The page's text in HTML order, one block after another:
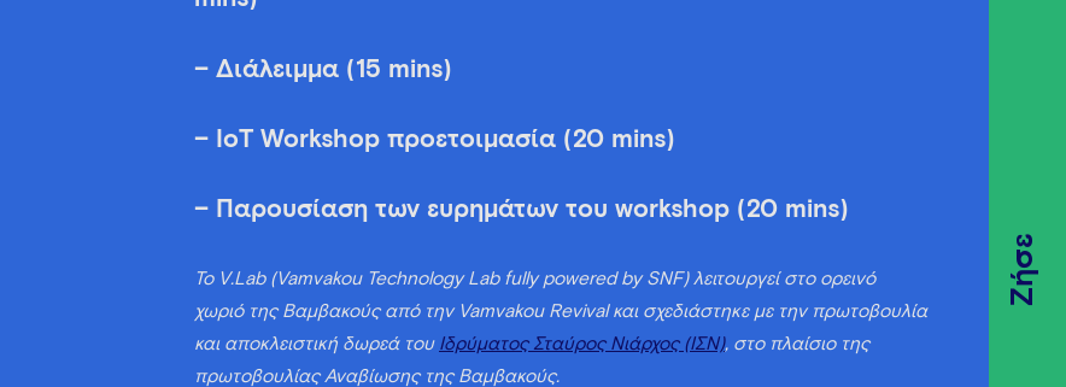
Ζήσε
– Διάλειμμα (15 mins)
– IoT Workshop προετοιμασία (20 mins)
– Παρουσίαση των ευρημάτων του workshop (20 mins)
Το V.Lab (Vamvakou Technology Lab fully powered by SNF) λειτουργεί στο ορεινό
χωριό της Βαμβακούς από την Vamvakou Revival και σχεδιάστηκε με την πρωτοβουλία
και αποκλειστική δωρεά του Ιδρύματος Σταύρος Νιάρχος (ΙΣΝ), στο πλαίσιο της
πρωτοβουλίας Αναβίωσης της Βαμβακούς.